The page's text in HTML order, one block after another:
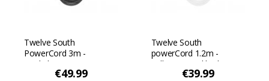
Twelve South
PowerCord 3m -
Liuskekivi
€49.99
Twelve South
powerCord 1.2m -
Valkoinen/Hiekkadyyni
€39.99